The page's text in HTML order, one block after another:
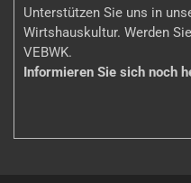
Unterstützen Sie uns in
Wirtshauskultur. Werden
VEBWK.
Informieren Sie sich noch